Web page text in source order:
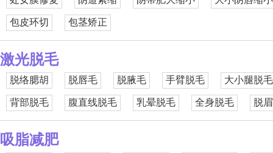
包皮环切 包茎矫正
激光脱毛
脱络腮胡 脱唇毛 脱腋毛 手臂脱毛 大小腿脱毛
背部脱毛 腹直线脱毛 乳晕脱毛 全身脱毛 脱
吸脂减肥